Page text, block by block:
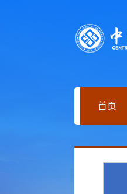
首页